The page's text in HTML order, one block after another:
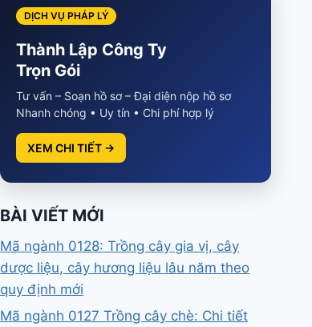
DỊCH VỤ PHÁP LÝ
Thành Lập Công Ty
Trọn Gói
Tư vấn – Soạn hồ sơ – Đại diện nộp hồ sơ
Nhanh chóng • Uy tín • Chi phí hợp lý
XEM CHI TIẾT →
BÀI VIẾT MỚI
Mã ngành 0128: Trồng cây gia vị, cây
dược liệu, cây hương liệu lâu năm theo
quy định mới
Mã ngành 0127 Trồng cây chè: Chi tiết